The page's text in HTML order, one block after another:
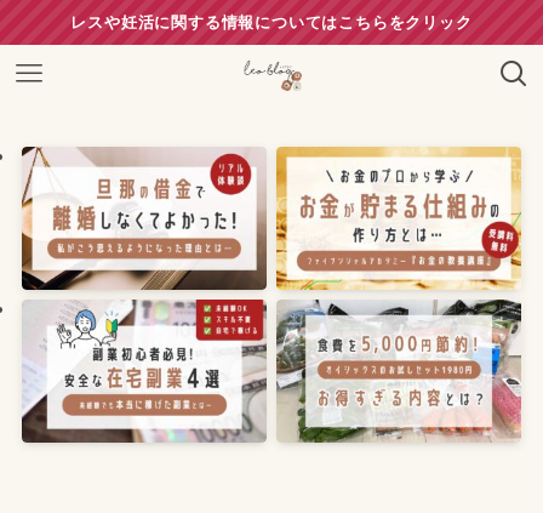
レスや妊活に関する情報についてはこちらをクリック